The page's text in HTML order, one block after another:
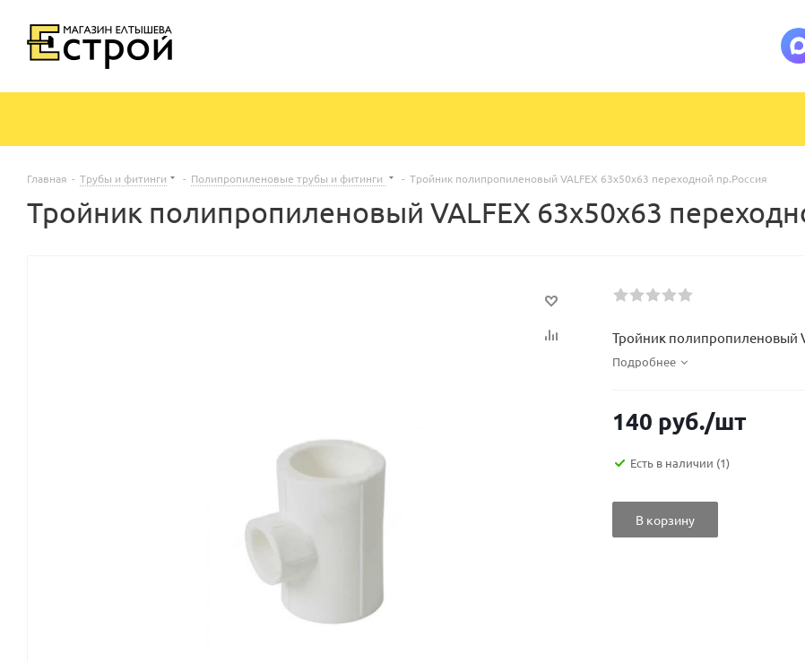
Главная - Трубы и фитинги - Полипропиленовые трубы и фитинги - Тройник полипропиленовый VALFEX 63х50х63 переходной пр.Россия
Тройник полипропиленовый VALFEX 63х50х63
Тройник полипропиленовый
Подробнее
140 руб./шт
Есть в наличии (1)
В корзину